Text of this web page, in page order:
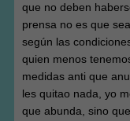
que no deben
prensa no es que
según las
quien menos
medidas anti que
les quitao nada, yo
que abunda, sino